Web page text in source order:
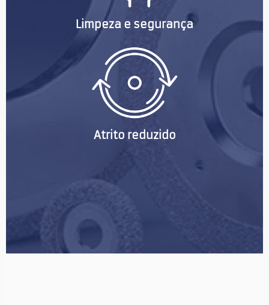
Limpeza e segurança
Atrito reduzido